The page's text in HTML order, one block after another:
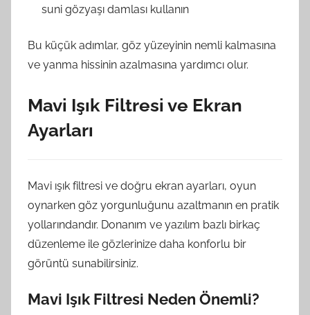
suni gözyaşı damlası kullanın
Bu küçük adımlar, göz yüzeyinin nemli kalmasına
ve yanma hissinin azalmasına yardımcı olur.
Mavi Işık Filtresi ve Ekran
Ayarları
Mavi ışık filtresi ve doğru ekran ayarları, oyun
oynarken göz yorgunluğunu azaltmanın en pratik
yollarındandır. Donanım ve yazılım bazlı birkaç
düzenleme ile gözlerinize daha konforlu bir
görüntü sunabilirsiniz.
Mavi Işık Filtresi Neden Önemli?